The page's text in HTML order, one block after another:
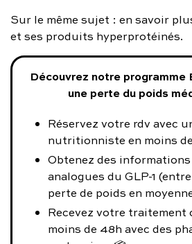
Sur le même sujet : en savoir
et ses produits hyperprotéinés.
Découvrez notre programme
une perte du poids
Réservez votre rdv avec
nutritionniste en moins
Obtenez des
analogues du GLP-1
perte de poids en
Recevez votre traitement
moins de 48h avec des